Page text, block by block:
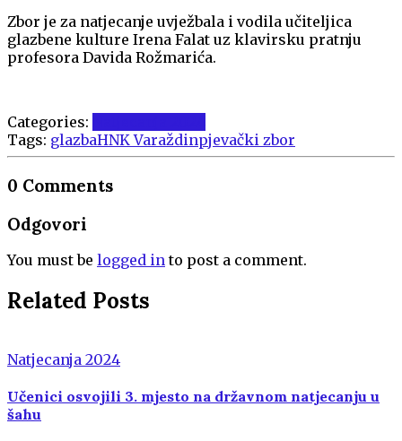
Zbor je za natjecanje uvježbala i vodila učiteljica
glazbene kulture Irena Falat uz klavirsku pratnju
profesora Davida Rožmarića.
Categories:
Tags: glazbaHNK Varaždinpjevački zbor
0 Comments
Odgovori
You must be logged into post a comment.
Related Posts
Natjecanja 2024
Učenici osvojili 3. mjesto na državnom natjecanju u
šahu